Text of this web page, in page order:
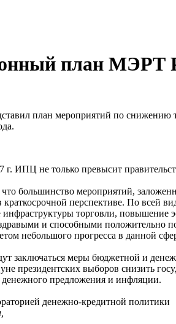
план МЭРТ
план мероприятий по снижению
ИПЦ не только превысит
что большинство мероприятий,
перспективе. По всей
торговли,
и способными положительно
небольшого прогресса в данной
заключаться меры бюджетной и
президентских выборов снизить
предложения и инфляции.
денежно-кредитной политики